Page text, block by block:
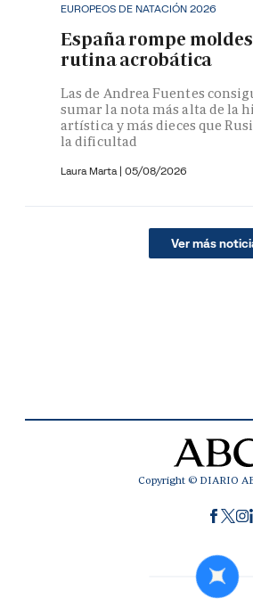
EUROPEOS DE NATACIÓN 2026
España rompe
rutina acrobática
Las de Andrea Fuentes
sumar la nota más alta de la
artística y más dieces que
la dificultad
Laura Marta | 05/08/2026
Ver más
Copyright © DIARIO